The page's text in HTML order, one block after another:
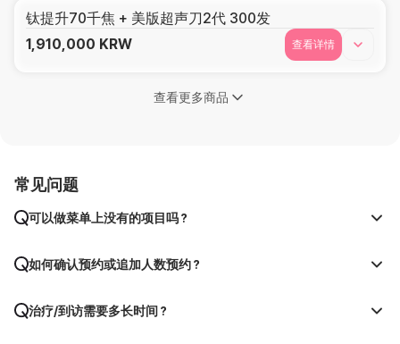
钛提升70千焦 + 美版超声刀2代 300发
1,910,000 KRW 查看详情
查看更多商品
常见问题
可以做菜单上没有的项目吗？
如何确认预约或追加人数预约？
治疗/到访需要多长时间？